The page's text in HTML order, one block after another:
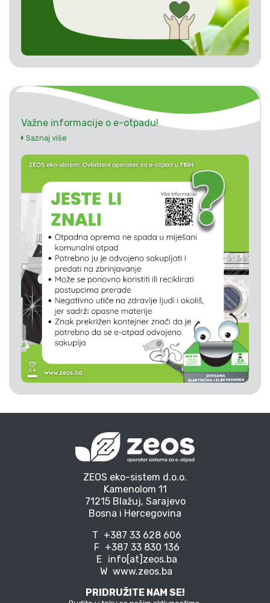
Važne informacije o e-otpadu!
Saznaj više
ZEOS eko-sistem d.o.o.
Kamenolom 11
71215 Blažuj, Sarajevo
Bosna i Hercegovina
T +387 33 628 606
F +387 33 830 136
E info[at]zeos.ba
W www.zeos.ba
PRIDRUŽITE NAM SE!